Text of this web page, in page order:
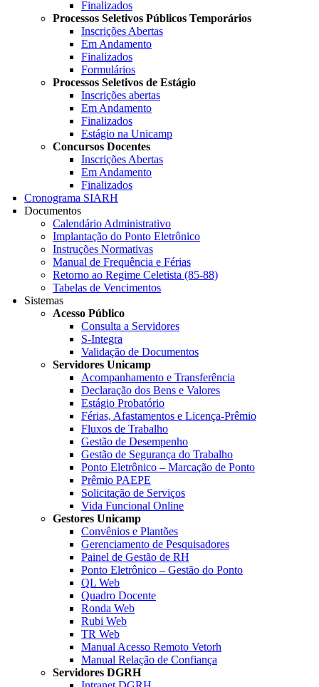
Finalizados
Processos Seletivos Públicos Temporários
Inscrições Abertas
Em Andamento
Finalizados
Formulários
Processos Seletivos de Estágio
Inscrições abertas
Em Andamento
Finalizados
Estágio na Unicamp
Concursos Docentes
Inscrições Abertas
Em Andamento
Finalizados
Cronograma SIARH
Documentos
Calendário Administrativo
Implantação do Ponto Eletrônico
Instruções Normativas
Manual de Frequência e Férias
Retorno ao Regime Celetista (85-88)
Tabelas de Vencimentos
Sistemas
Acesso Público
Consulta a Servidores
S-Integra
Validação de Documentos
Servidores Unicamp
Acompanhamento e Transferência
Declaração dos Bens e Valores
Estágio Probatório
Férias, Afastamentos e Licença-Prêmio
Fluxos de Trabalho
Gestão de Desempenho
Gestão de Segurança do Trabalho
Ponto Eletrônico – Marcação de Ponto
Prêmio PAEPE
Solicitação de Serviços
Vida Funcional Online
Gestores Unicamp
Convênios e Plantões
Gerenciamento de Pesquisadores
Painel de Gestão de RH
Ponto Eletrônico – Gestão do Ponto
QL Web
Quadro Docente
Ronda Web
Rubi Web
TR Web
Manual Acesso Remoto Vetorh
Manual Relação de Confiança
Servidores DGRH